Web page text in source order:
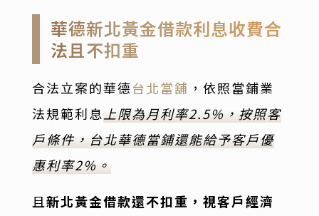
華德新北黃金借款利息收費合
法且不扣重
合法立案的華德台北當舖 ，依照當鋪業
法規範利息上限為月利率2.5%，按照客
戶條件，台北華德當鋪還能給予客戶優
惠利率2%。
且新北黃金借款還不扣重，視客戶經濟